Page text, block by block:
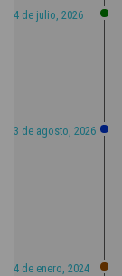
4 de julio, 2026
3 de agosto, 2026
4 de enero, 2024